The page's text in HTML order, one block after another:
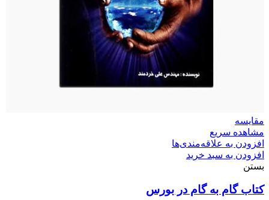
مقایسه
مشاهده سریع
افزودن به علاقه‌مندی‌ها
افزودن به سبد خرید
بستن
کتاب گام به گام در بورس